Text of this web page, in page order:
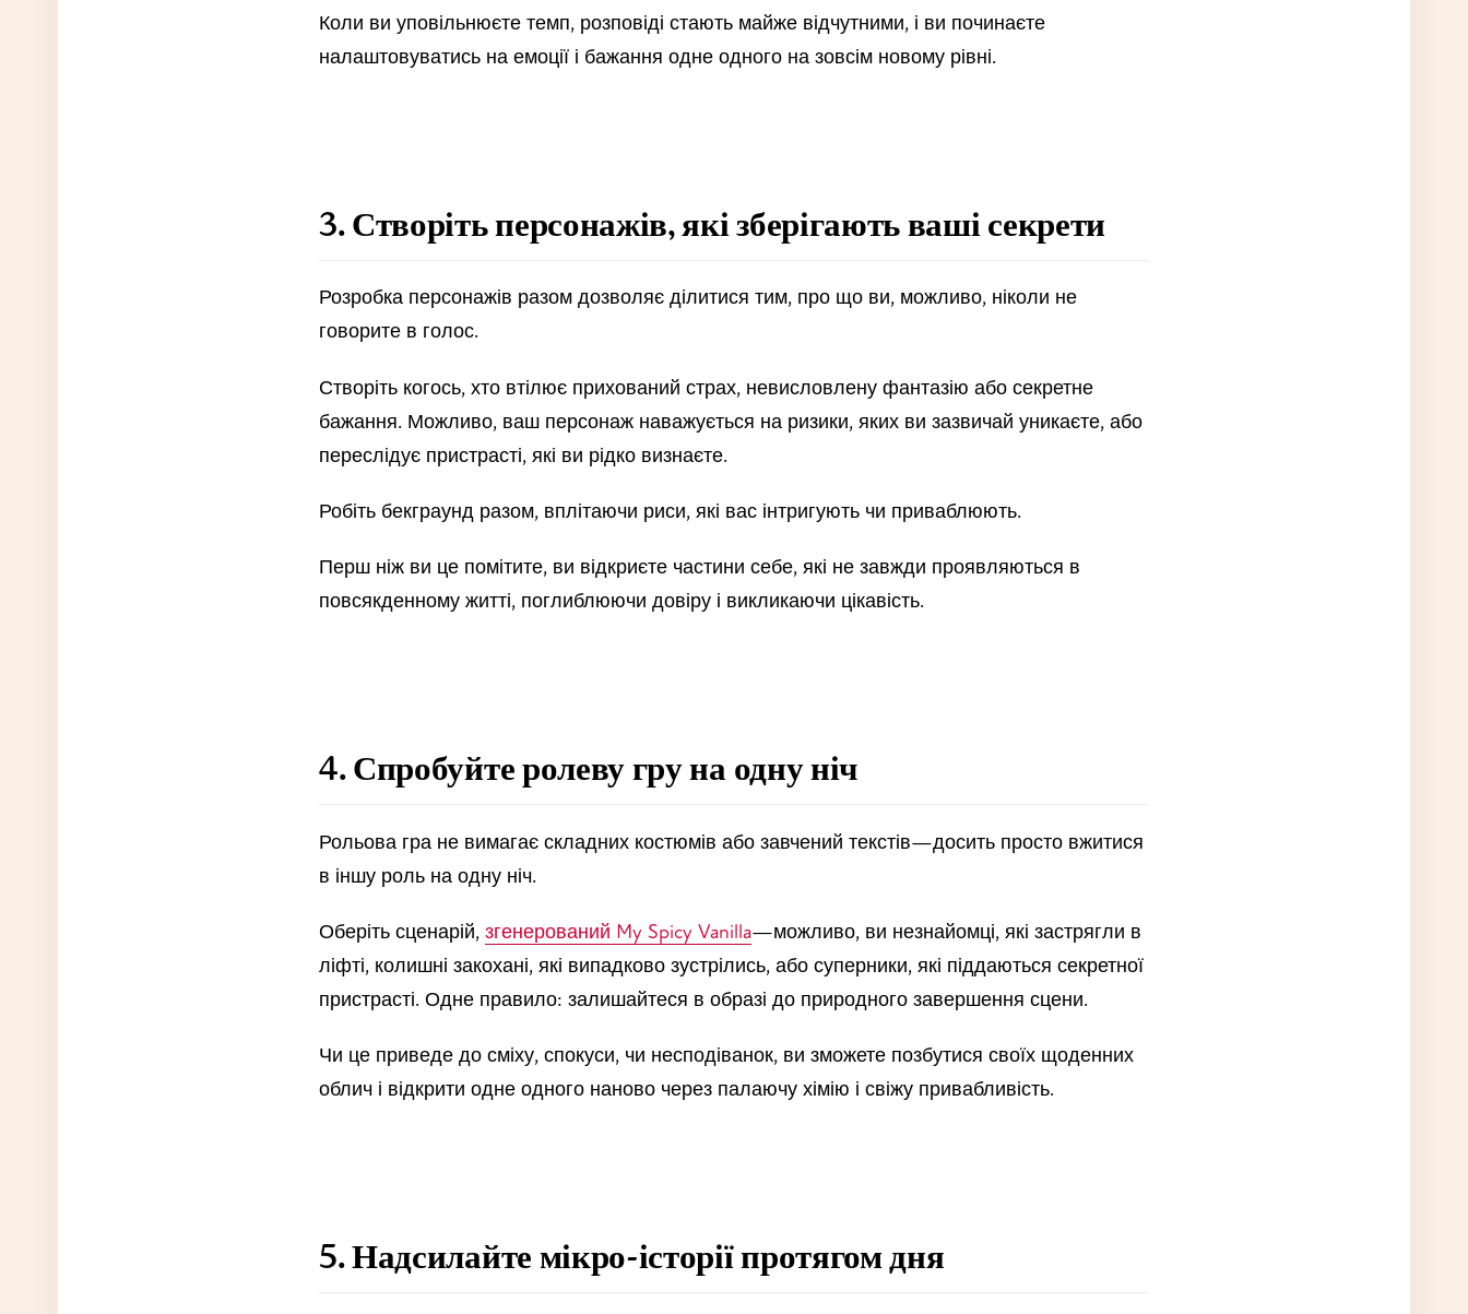
Коли ви уповільнюєте темп, розповіді стають майже відчутними, і ви починаєте
налаштовуватись на емоції і бажання одне одного на зовсім новому рівні.
3. Створіть персонажів, які зберігають ваші секрети
Розробка персонажів разом дозволяє ділитися тим, про що ви, можливо, ніколи не
говорите в голос.
Створіть когось, хто втілює прихований страх, невисловлену фантазію або секретне
бажання. Можливо, ваш персонаж наважується на ризики, яких ви зазвичай уникаєте, або
переслідує пристрасті, які ви рідко визнаєте.
Робіть бекграунд разом, вплітаючи риси, які вас інтригують чи приваблюють.
Перш ніж ви це помітите, ви відкриєте частини себе, які не завжди проявляються в
повсякденному житті, поглиблюючи довіру і викликаючи цікавість.
4. Спробуйте ролеву гру на одну ніч
Рольова гра не вимагає складних костюмів або завчений текстів—досить просто вжитися
в іншу роль на одну ніч.
Оберіть сценарій, згенерований My Spicy Vanilla—можливо, ви незнайомці, які застрягли в
ліфті, колишні закохані, які випадково зустрілись, або суперники, які піддаються секретної
пристрасті. Одне правило: залишайтеся в образі до природного завершення сцени.
Чи це приведе до сміху, спокуси, чи несподіванок, ви зможете позбутися своїх щоденних
облич і відкрити одне одного наново через палаючу хімію і свіжу привабливість.
5. Надсилайте мікро-історії протягом дня